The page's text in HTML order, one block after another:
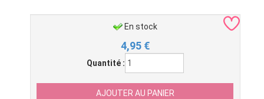
En stock
4,95 €
Quantité :